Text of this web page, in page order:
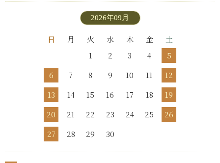
2026年09月
日 月 火 水 木 金
土
1
2 3 4
5
6
7 8 9 10 11
12
13
14 15 16 17 18
19
20
21 22 23 24 25
26
27
28 29 30